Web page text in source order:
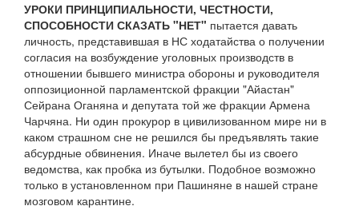
УРОКИ ПРИНЦИПИАЛЬНОСТИ, ЧЕСТНОСТИ,
СПОСОБНОСТИ СКАЗАТЬ "НЕТ" пытается давать
личность, представившая в НС ходатайства о получении
согласия на возбуждение уголовных производств в
отношении бывшего министра обороны и руководителя
оппозиционной парламентской фракции "Айастан"
Сейрана Оганяна и депутата той же фракции Армена
Чарчяна. Ни один прокурор в цивилизованном мире ни в
каком страшном сне не решился бы предъявлять такие
абсурдные обвинения. Иначе вылетел бы из своего
ведомства, как пробка из бутылки. Подобное возможно
только в установленном при Пашиняне в нашей стране
мозговом карантине.